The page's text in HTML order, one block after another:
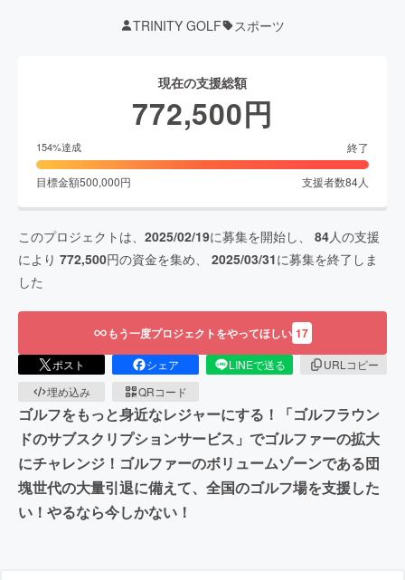
TRINITY GOLF スポーツ
現在の支援総額
772,500円
154%達成 終了
目標金額500,000円 支援者数84人
このプロジェクトは、 2025/02/19に募集を開始し、 84人の支援
により 772,500円の資金を集め、 2025/03/31に募集を終了しま
した
もう一度プロジェクトをやってほしい 17
ポスト シェア LINEで送る
URLコピー
埋め込み
QRコード
ゴルフをもっと身近なレジャーにする！「ゴルフラウン
ドのサブスクリプションサービス」でゴルファーの拡大
にチャレンジ！ゴルファーのボリュームゾーンである団
塊世代の大量引退に備えて、全国のゴルフ場を支援した
い！やるなら今しかない！